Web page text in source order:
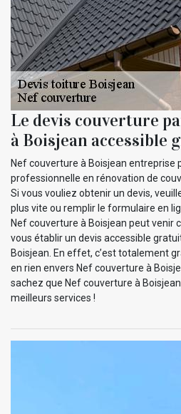
Le devis couverture
à Boisjean accessible
Nef couverture à Boisjean entreprise
professionnelle en rénovation de
Si vous vouliez obtenir un devis,
plus vite ou remplir le formulaire en
Nef couverture à Boisjean peut venir
vous établir un devis accessible
Boisjean. En effet, c’est totalement
en rien envers Nef couverture à
sachez que Nef couverture à
meilleurs services !